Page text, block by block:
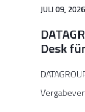
JULI 09, 2026
Desk